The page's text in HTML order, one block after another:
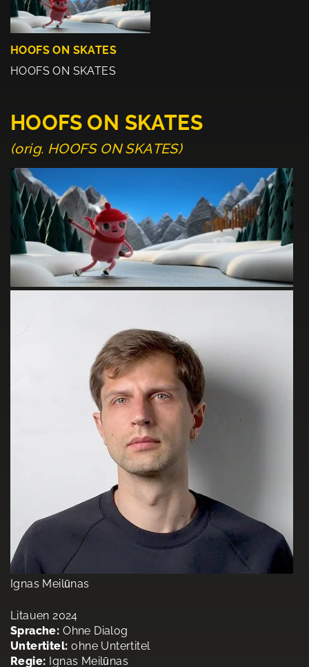
HOOFS ON SKATES
HOOFS ON SKATES
HOOFS ON SKATES
(orig. HOOFS ON SKATES)
Ignas Meilūnas
Litauen 2024
Sprache: Ohne Dialog
Untertitel: ohne Untertitel
Regie: Ignas Meilūnas